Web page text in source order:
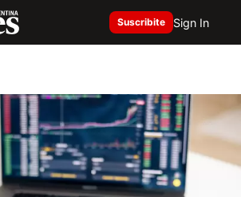
Suscribite Sign In